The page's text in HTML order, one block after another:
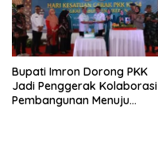
Bupati Imron Dorong PKK
Jadi Penggerak Kolaborasi
Pembangunan Menuju